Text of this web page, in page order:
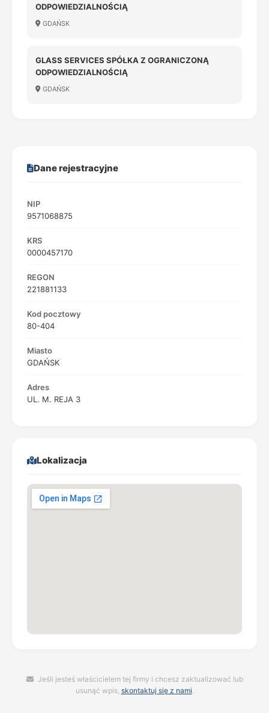
ODPOWIEDZIALNOŚCIĄ
GDAŃSK
GLASS SERVICES SPÓŁKA Z OGRANICZONĄ
ODPOWIEDZIALNOŚCIĄ
GDAŃSK
Dane rejestracyjne
NIP
9571068875
KRS
0000457170
REGON
221881133
Kod pocztowy
80-404
Miasto
GDAŃSK
Adres
UL. M. REJA 3
Lokalizacja
Jeśli jesteś właścicielem tej firmy i chcesz zaktualizować lub
usunąć wpis, skontaktuj się z nami.